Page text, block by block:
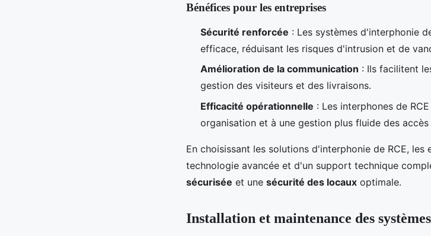
Bénéfices pour les entreprises
Sécurité renforcée : Les systèmes d'interphonie
efficace, réduisant les risques d'intrusion et de
Amélioration de la communication : Ils facilitent
gestion des visiteurs et des livraisons.
Efficacité opérationnelle : Les interphones de
organisation et à une gestion plus fluide des accès
En choisissant les solutions d'interphonie de RCE,
technologie avancée et d'un support technique
sécurisée et une sécurité des locaux optimale.
Installation et maintenance des